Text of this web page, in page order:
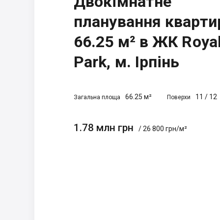
планування
66.25 м² в ЖК
Park, м. Ірпінь
Загальна площа 66.25 м² Поверхи 11 / 12
1.78 млн грн / 26 800 грн/м²